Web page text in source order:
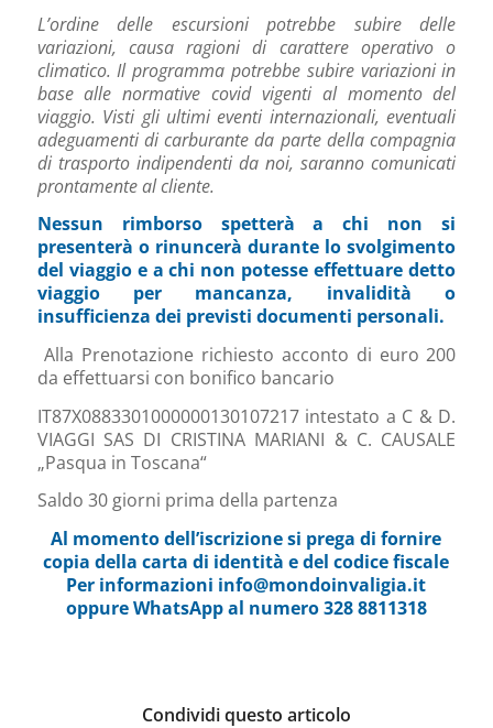
L’ordine delle escursioni potrebbe subire delle
variazioni, causa ragioni di carattere operativo o
climatico. Il programma potrebbe subire variazioni in
base alle normative covid vigenti al momento del
viaggio. Visti gli ultimi eventi internazionali, eventuali
adeguamenti di carburante da parte della compagnia
di trasporto indipendenti da noi, saranno comunicati
prontamente al cliente.
Nessun rimborso spetterà a chi non si
presenterà o rinuncerà durante lo svolgimento
del viaggio e a chi non potesse effettuare detto
viaggio per mancanza, invalidità o
insufficienza dei previsti documenti personali.
Alla Prenotazione richiesto acconto di euro 200
da effettuarsi con bonifico bancario
IT87X0883301000000130107217 intestato a C & D.
VIAGGI SAS DI CRISTINA MARIANI & C. CAUSALE
„Pasqua in Toscana“
Saldo 30 giorni prima della partenza
Al momento dell’iscrizione si prega di fornire
copia della carta di identità e del codice fiscale
Per informazioni info@mondoinvaligia.it
oppure WhatsApp al numero 328 8811318
Condividi questo articolo